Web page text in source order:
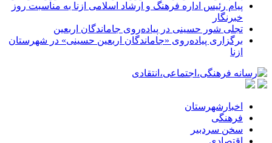
پیام رئیس اداره فرهنگ و ارشاد اسلامی ازنا به مناسبت روز
خبرنگار
تجلی شور حسینی در پیاده‌روی جاماندگان اربعین
برگزاری پیاده‌روی «جاماندگان اربعین حسینی» در شهرستان
ازنا
اخبارشهرستان
فرهنگی
سخن سردبیر